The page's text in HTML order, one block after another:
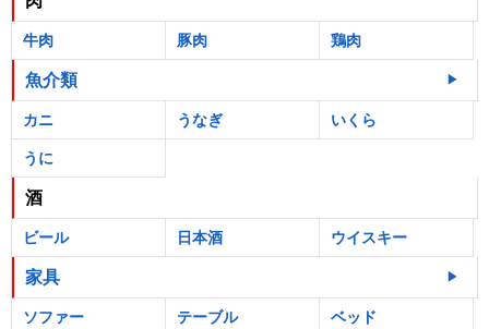
牛肉 豚肉 鶏肉
魚介類
カニ うなぎ いくら
うに
酒
ビール 日本酒 ウイスキー
家具
ソファー テーブル ベッド